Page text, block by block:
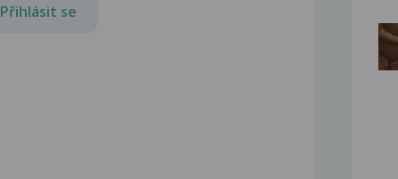
Přihlásit se